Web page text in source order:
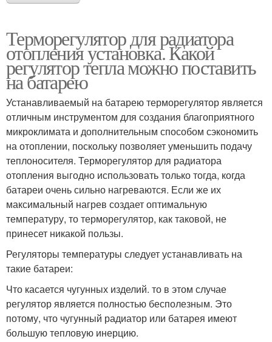
Терморегулятор для радиатора
отопления установка. Какой
регулятор тепла можно поставить
на батарею
Устанавливаемый на батарею терморегулятор является
отличным инструментом для создания благоприятного
микроклимата и дополнительным способом сэкономить
на отоплении, поскольку позволяет уменьшить подачу
теплоносителя. Терморегулятор для радиатора
отопления выгодно использовать только тогда, когда
батареи очень сильно нагреваются. Если же их
максимальный нагрев создает оптимальную
температуру, то терморегулятор, как таковой, не
принесет никакой пользы.
Регуляторы температуры следует устанавливать на
такие батареи:
Что касается чугунных изделий. то в этом случае
регулятор является полностью бесполезным. Это
потому, что чугунный радиатор или батарея имеют
большую тепловую инерцию.